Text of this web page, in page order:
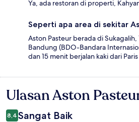
Ya, ada restoran di properti,
Seperti apa area di sekitar
Aston Pasteur berada di
Bandung (BDO-Bandara
dan 15 menit berjalan kaki dari
Ulasan
Ulasan Aston
8,4 Sangat Baik